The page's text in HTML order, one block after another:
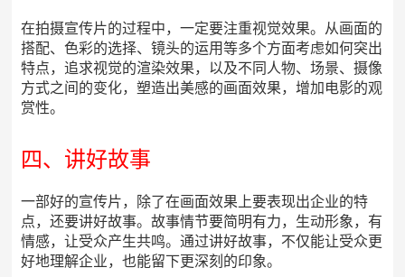
在拍摄宣传片的过程中，一定要注重视觉效果。从画面的
搭配、色彩的选择、镜头的运用等多个方面考虑如何突出
特点，追求视觉的渲染效果，以及不同人物、场景、摄像
方式之间的变化，塑造出美感的画面效果，增加电影的观
赏性。
四、讲好故事
一部好的宣传片，除了在画面效果上要表现出企业的特
点，还要讲好故事。故事情节要简明有力，生动形象，有
情感，让受众产生共鸣。通过讲好故事，不仅能让受众更
好地理解企业，也能留下更深刻的印象。